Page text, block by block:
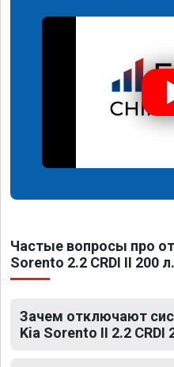
Частые вопросы про
Sorento 2.2 CRDI II 200
Зачем отключают
Kia Sorento II 2.2 CRDI